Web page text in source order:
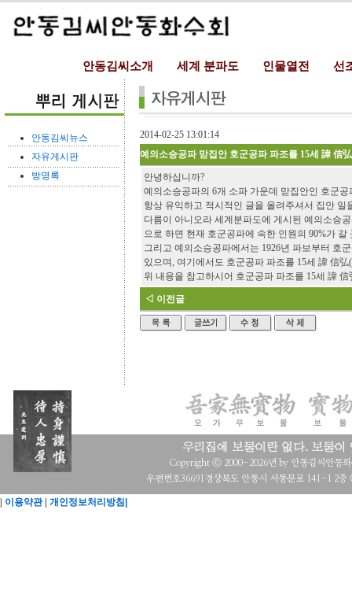
안동김씨소개 세계 분파도 인물열전 선
안동김씨뉴스
자유게시판
방명록
2014-02-25 13:01:14
예의소승공파 맏집안 호군공파 파조를 15세 諱 信
안녕하십니까?
예의소승공파의 6개 소파 가운데 맏집안인 호군
항상 유익하고 적시적인 글을 올려주셔서 집안
다름이 아니오라 세계분파도에 게시된 예의소승
으로 하면 현재 호군공파에 속한 인원의 90%가 갈
그리고 예의소승공파에서는 1926년 파보부터 호
있으며, 여기에서도 호군공파 파조를 15세 諱 信
위 내용을 참고하시어 호군공파 파조를 15세 諱
◁ 이전글
이용약관| 개인정보처리방침|
Copyright ⓒ 2000-2026년 by 안동김씨안동
우편번호36691경상북도 안동시 서동문로 141-1 2